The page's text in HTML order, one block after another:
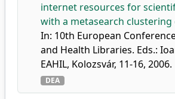
internet resources for
with a metasearch clustering
In: 10th European
and Health Libraries. Eds.:
EAHIL, Kolozsvár, 11-16, 2006.
DEA